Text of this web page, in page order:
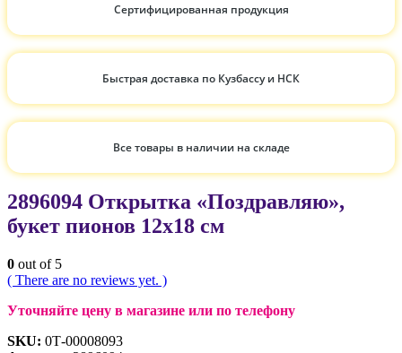
Сертифицированная продукция
Быстрая доставка по Кузбассу и НСК
Все товары в наличии на складе
2896094 Открытка «Поздравляю»,
букет пионов 12х18 см
0 out of 5
( There are no reviews yet. )
Уточняйте цену в магазине или по телефону
SKU: 0Т-00008093